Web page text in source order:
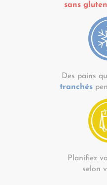
sans gluten
Des pains
tranchés
Planifiez
selon